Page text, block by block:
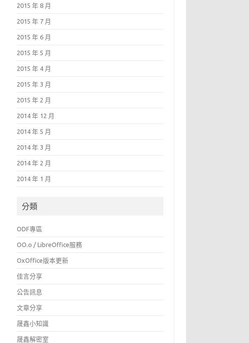
2015 年 8 月
2015 年 7 月
2015 年 6 月
2015 年 5 月
2015 年 4 月
2015 年 3 月
2015 年 2 月
2014 年 12 月
2014 年 5 月
2014 年 3 月
2014 年 2 月
2014 年 1 月
分類
ODF專區
OO.o / LibreOffice服務
OxOffice版本更新
佳言分享
公告訊息
文章分享
晟鑫小知識
晟鑫解密室